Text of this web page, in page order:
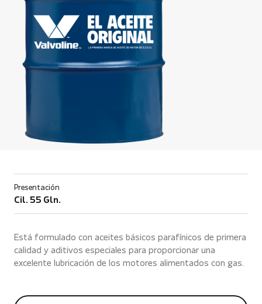
Presentación
Cil. 55 Gln.
Está formulado con aceites básicos parafínicos de primera
calidad y aditivos especiales para proporcionar una
excelente lubricación de los motores alimentados con gas.